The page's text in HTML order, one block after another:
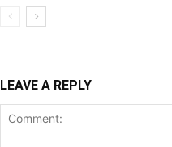
LEAVE A REPLY